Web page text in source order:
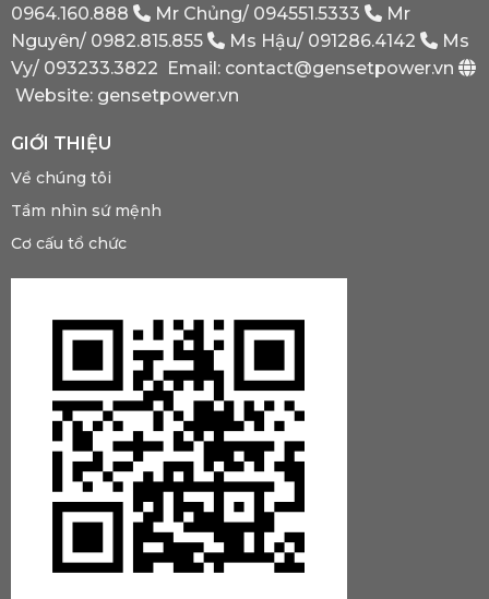
Bắt
Phải
Có?
0964.160.888
Mr Chủng/ 094551.5333
Mr
Nguyên/ 0982.815.855 Ms Hậu/ 091286.4142
Ms
Vy/ 093233.3822 Email: contact@gensetpower.vn
Website: gensetpower.vn
GIỚI THIỆU
Về chúng tôi
Tầm nhìn sứ mệnh
Cơ cấu tổ chức